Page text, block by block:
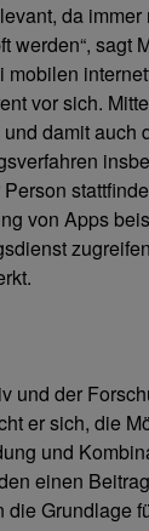
da
werden“, sagt
vor sich.
damit auch
von Apps
und der
er sich, die
und
einen
Grundlage